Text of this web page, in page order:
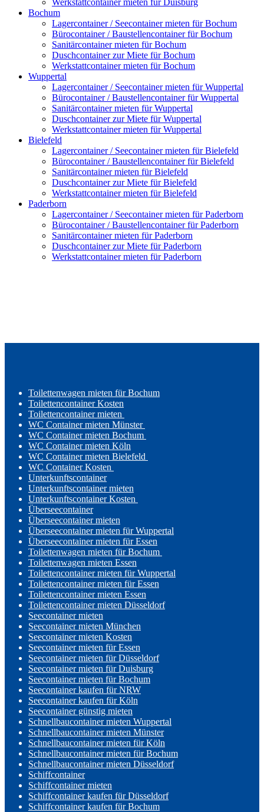
Bochum
Lagercontainer / Seecontainer mieten für Bochum
Bürocontainer / Baustellencontainer für Bochum
Sanitärcontainer mieten für Bochum
Duschcontainer zur Miete für Bochum
Werkstattcontainer mieten für Bochum
Wuppertal
Lagercontainer / Seecontainer mieten für Wuppertal
Bürocontainer / Baustellencontainer für Wuppertal
Sanitärcontainer mieten für Wuppertal
Duschcontainer zur Miete für Wuppertal
Werkstattcontainer mieten für Wuppertal
Bielefeld
Lagercontainer / Seecontainer mieten für Bielefeld
Bürocontainer / Baustellencontainer für Bielefeld
Sanitärcontainer mieten für Bielefeld
Duschcontainer zur Miete für Bielefeld
Werkstattcontainer mieten für Bielefeld
Paderborn
Lagercontainer / Seecontainer mieten für Paderborn
Bürocontainer / Baustellencontainer für Paderborn
Sanitärcontainer mieten für Paderborn
Duschcontainer zur Miete für Paderborn
Werkstattcontainer mieten für Paderborn
Toilettenwagen mieten für Bochum
Toilettencontainer Kosten
Toilettencontainer mieten
WC Container mieten Münster
WC Container mieten Bochum
WC Container mieten Köln
WC Container mieten Bielefeld
WC Container Kosten
Unterkunftscontainer
Unterkunftscontainer mieten
Unterkunftscontainer Kosten
Überseecontainer
Überseecontainer mieten
Überseecontainer mieten für Wuppertal
Überseecontainer mieten für Essen
Toilettenwagen mieten für Bochum
Toilettenwagen mieten Essen
Toilettencontainer mieten für Wuppertal
Toilettencontainer mieten für Essen
Toilettencontainer mieten Essen
Toilettencontainer mieten Düsseldorf
Seecontainer mieten
Seecontainer mieten München
Seecontainer mieten Kosten
Seecontainer mieten für Essen
Seecontainer mieten für Düsseldorf
Seecontainer mieten für Duisburg
Seecontainer mieten für Bochum
Seecontainer kaufen für NRW
Seecontainer kaufen für Köln
Seecontainer günstig mieten
Schnellbaucontainer mieten Wuppertal
Schnellbaucontainer mieten Münster
Schnellbaucontainer mieten für Köln
Schnellbaucontainer mieten für Bochum
Schnellbaucontainer mieten Düsseldorf
Schiffcontainer
Schiffcontainer mieten
Schiffcontainer kaufen für Düsseldorf
Schiffcontainer kaufen für Bochum